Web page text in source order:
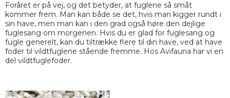
Foråret er på vej, og det betyder, at fuglene så småt
kommer frem. Man kan både se det, hvis man kigger rundt i
sin have, men man kan i den grad også høre den dejlige
fuglesang om morgenen. Hvis du er glad for fuglesang og
fugle generelt, kan du tiltrække flere til din have, ved at have
foder til vildtfuglene stående fremme. Hos Avifauna har vi en
del vildtfuglefoder.